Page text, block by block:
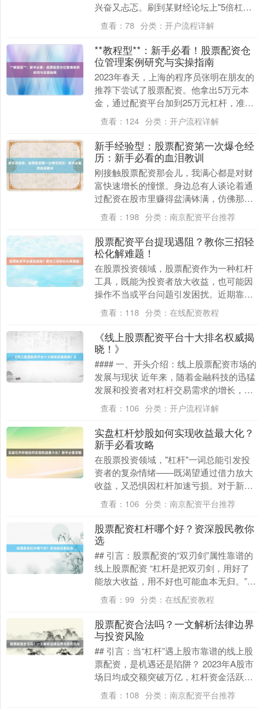
兴奋又忐忑。刷到某财经论坛上"5倍杠杆
月入10万"的帖子时，心跳突然加速——原
来炒股还....
查看： 78 分类： 开户流程详解
**教程型**：新手必看！股票配资仓
位管理案例研究与实操指南
2023年春天，上海的程序员张明在朋友的
推荐下尝试了股票配资。他拿出5万元本
金，通过配资平台加到25万元杠杆，准备
大干一场。然而，三个月后，他的账户不
仅没赚到钱....
查看： 124 分类： 开户流程详解
新手经验型：股票配资第一次爆仓经
历：新手必看的血泪教训
刚接触股票配资那会儿，我满心都是对财
富快速增长的憧憬。身边总有人谈论着通
过配资在股市里赚得盆满钵满，仿佛那是
一条通往财富自由的捷径。我怀揣着兴奋
与期待，一头扎进....
查看： 198 分类： 南京配资平台推荐
股票配资平台提现遇阻？教你三招轻
松化解难题！
在股票投资领域，股票配资作为一种杠杆
工具，既能为投资者放大收益，也可能因
操作不当或平台问题引发困扰。近期靠谱
的线上股票配资，不少投资者反映在股票
配资平台提现时遇....
查看： 118 分类： 在线配资教程
《线上股票配资平台十大排名权威揭
晓！》
#### 一、开头介绍：线上股票配资市场的
发展与现状 近年来，随着金融科技的迅猛
发展和投资者对杠杆交易需求的增长，线
上股票配资行业迅速崛起。线上股票配资
平台通过....
查看： 106 分类： 开户流程详解
实盘杠杆炒股如何实现收益最大化？
新手必看攻略
在股票投资领域，"杠杆"一词总能引发投
资者的复杂情绪——既渴望通过借力放大
收益，又恐惧因杠杆加速亏损。对于新手
而言，实盘杠杆炒股更像一把双刃剑：用
好了能快速积累....
查看： 106 分类： 南京配资平台推荐
股票配资杠杆哪个好？资深股民教你
选
## 引言：股票配资的“双刃剑”属性靠谱的
线上股票配资 “杠杆是把双刃剑，用好了
能放大收益，用不好也可能血本无归。”这
是老股民张叔常挂在嘴边的话。作为在股
市摸爬....
查看： 99 分类： 在线配资教程
股票配资合法吗？一文解析法律边界
与投资风险
## 引言：当“杠杆”遇上股市靠谱的线上股
票配资，是机遇还是陷阱？ 2023年A股市
场日均成交额突破万亿，杠杆资金活跃度
显著提升。与此同时，社交平台上“10倍
杠....
查看： 108 分类： 南京配资平台推荐